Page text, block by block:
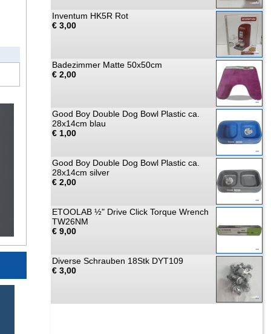
Inventum HK5R Rot
€ 3,00
Badezimmer Matte 50x50cm
€ 2,00
Good Boy Double Dog Bowl Plastic ca.
28x14cm blau
€ 1,00
Good Boy Double Dog Bowl Plastic ca.
28x14cm silver
€ 2,00
ETOOLAB ½" Drive Click Torque Wrench
TW26NM
€ 9,00
Diverse Schrauben 18Stk DYT109
€ 3,00